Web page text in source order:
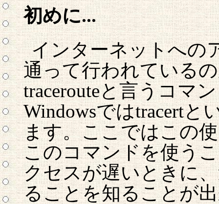
初めに...
インターネットへの
通って行われている
tracerouteと言うコマ
Windowsではtracertと
ます。ここではこの
このコマンドを使う
クセスが遅いときに
ることを知ることが